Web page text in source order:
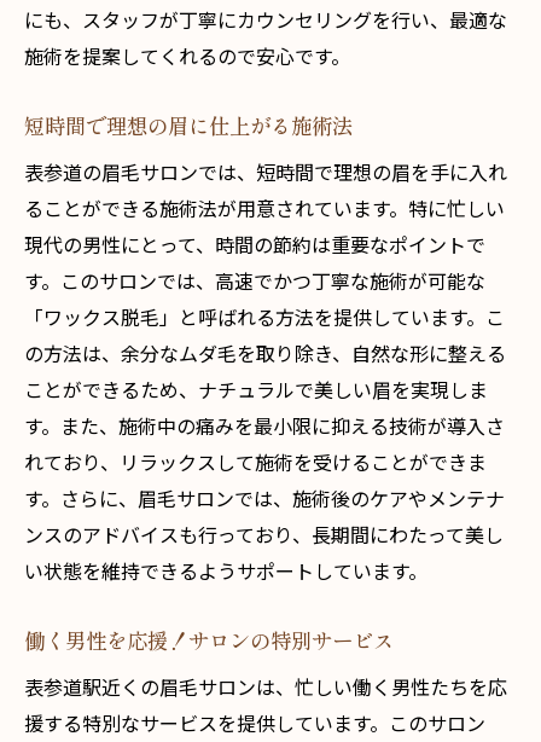
にも、スタッフが丁寧にカウンセリングを行い、最適な
施術を提案してくれるので安心です。
短時間で理想の眉に仕上がる施術法
表参道の眉毛サロンでは、短時間で理想の眉を手に入れ
ることができる施術法が用意されています。特に忙しい
現代の男性にとって、時間の節約は重要なポイントで
す。このサロンでは、高速でかつ丁寧な施術が可能な
「ワックス脱毛」と呼ばれる方法を提供しています。こ
の方法は、余分なムダ毛を取り除き、自然な形に整える
ことができるため、ナチュラルで美しい眉を実現しま
す。また、施術中の痛みを最小限に抑える技術が導入さ
れており、リラックスして施術を受けることができま
す。さらに、眉毛サロンでは、施術後のケアやメンテナ
ンスのアドバイスも行っており、長期間にわたって美し
い状態を維持できるようサポートしています。
働く男性を応援！サロンの特別サービス
表参道駅近くの眉毛サロンは、忙しい働く男性たちを応
援する特別なサービスを提供しています。このサロン